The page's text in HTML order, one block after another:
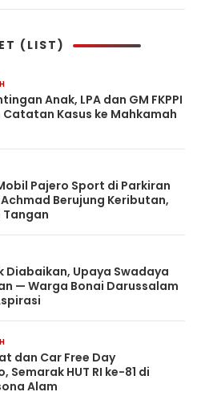
(LIST)
Anak, LPA dan GM FKPPI
Kasus ke Mahkamah
Pajero Sport di Parkiran
Achmad Berujung Keributan,
Tangan
Diabaikan, Upaya Swadaya
— Warga Bonai Darussalam
dan Car Free Day
Semarak HUT RI ke-81 di
Alam